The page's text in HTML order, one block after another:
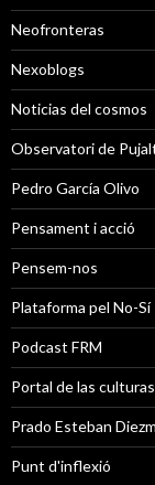
Neofronteras
Nexoblogs
Noticias del cosmos
Observatori de
Pedro García Olivo
Pensament i acció
Pensem-nos
Plataforma pel No-Sí
Podcast FRM
Portal de las culturas
Prado Esteban
Punt d'inflexió